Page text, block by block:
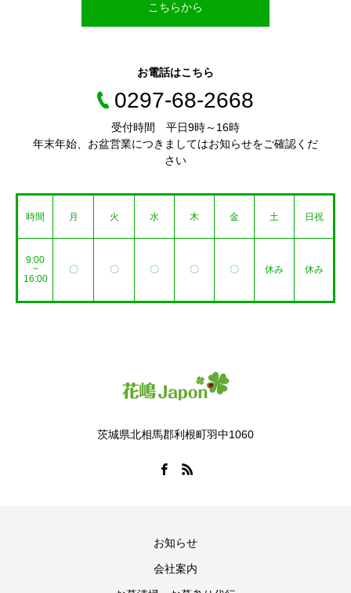
こちらから
お電話はこちら
0297-68-2668
受付時間 平日9時～16時
年末年始、お盆営業につきましてはお知らせをご確認くだ
さい
時間 月 火 水 木 金 土 日祝
9:00
~
16:00
〇 〇 〇 〇 〇 休み 休み
茨城県北相馬郡利根町羽中1060
お知らせ
会社案内